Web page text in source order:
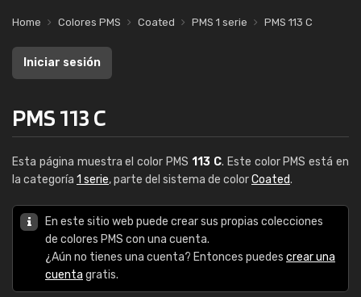
Home Colores PMS Coated PMS 1 serie PMS 113 C
Iniciar sesión
PMS 113 C
Esta página muestra el color PMS 113 C. Este color PMS está en
la categoría 1 serie, parte del sistema de colorCoated.
En este sitio web puede crear sus propias colecciones
de colores PMS con una cuenta.
¿Aún no tienes una cuenta? Entonces puedes crear una
cuenta gratis.